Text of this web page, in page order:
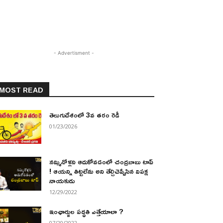
- Advertisment -
READ
తెలుగుదేశంలో 3వ తరం రెడీ
01/23/2026
నమ్మినోళ్లని ఆదుకోవడంలో చంద్రబాబు టాప్
! ఆయన్ని తిట్టలేను అని తేల్చిచెప్పేసిన విపక్ష
నాయకుడు
12/29/2022
ఇంఛార్జుల పద్ధతి ఎత్తేయాలా ?